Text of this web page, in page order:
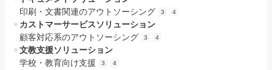
印刷・文書関連のアウトソーシング
3 4
カストマーサービスソリューション
顧客対応系のアウトソーシング
3 4
文教支援ソリューション
学校・教育向け支援
3 4